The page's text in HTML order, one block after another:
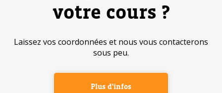
votre cours ?
Laissez vos coordonnées et nous vous contacterons
sous peu.
Plus d'infos